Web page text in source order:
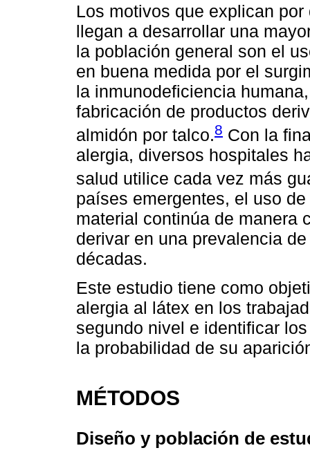
Los motivos que explican
llegan a desarrollar una
la población general son el
en buena medida por el
la inmunodeficiencia
fabricación de productos
almidón por talco.8 Con la
alergia, diversos hospitales
salud utilice cada vez más
países emergentes, el uso
material continúa de manera
derivar en una prevalencia
décadas.
Este estudio tiene como
alergia al látex en los
segundo nivel e identificar
la probabilidad de su
MÉTODOS
Diseño y población de